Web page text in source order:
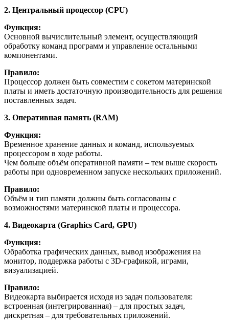
2. Центральный процессор (CPU)
Функция:
Основной вычислительный элемент, осуществляющий
обработку команд программ и управление остальными
компонентами.
Правило:
Процессор должен быть совместим с сокетом материнской
платы и иметь достаточную производительность для решения
поставленных задач.
3. Оперативная память (RAM)
Функция:
Временное хранение данных и команд, используемых
процессором в ходе работы.
Чем больше объём оперативной памяти – тем выше скорость
работы при одновременном запуске нескольких приложений.
Правило:
Объём и тип памяти должны быть согласованы с
возможностями материнской платы и процессора.
4. Видеокарта (Graphics Card, GPU)
Функция:
Обработка графических данных, вывод изображения на
монитор, поддержка работы с 3D-графикой, играми,
визуализацией.
Правило:
Видеокарта выбирается исходя из задач пользователя:
встроенная (интегрированная) – для простых задач,
дискретная – для требовательных приложений.